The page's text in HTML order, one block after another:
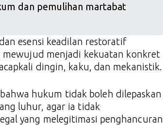
dan pemulihan martabat
esensi keadilan restoratif
menjadi kekuatan konkret
dingin, kaku, dan mekanistik.
hukum tidak boleh dilepaskan
luhur, agar ia tidak
yang melegitimasi penghancuran